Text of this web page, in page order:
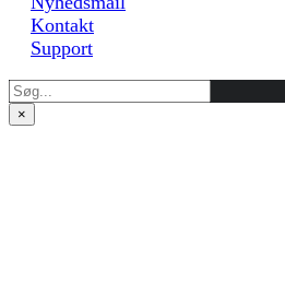
Kontakt
Support
×